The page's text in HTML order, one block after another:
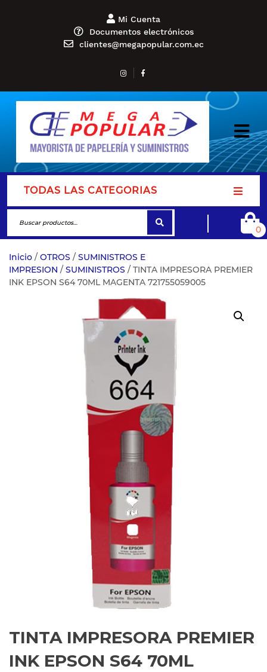
Mi Cuenta
Documentos electrónicos
clientes@megapopular.com.ec
TODAS LAS CATEGORIAS
0
Inicio / OTROS / SUMINISTROS E
IMPRESION / SUMINISTROS / TINTA IMPRESORA PREMIER
INK EPSON S64 70ML MAGENTA 721755059005
TINTA IMPRESORA PREMIER
INK EPSON S64 70ML